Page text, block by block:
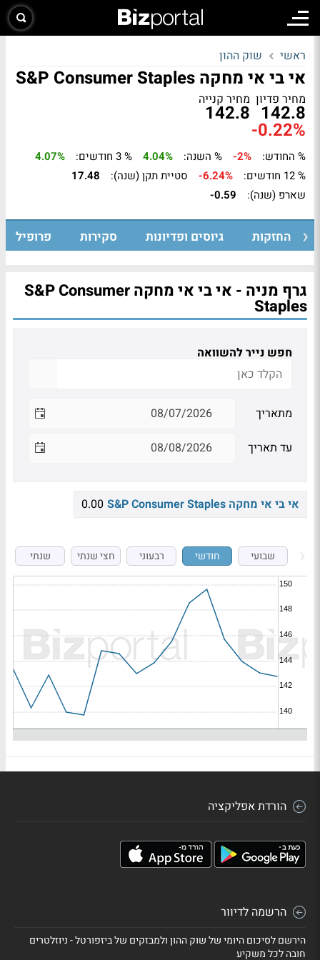
ראשי שוק ההון
אי בי אי מחקה S&P Consumer Staples
מחיר פדיון
142.8
מחיר קנייה
142.8
-0.22%
% החודש: -2% % השנה: 4.04% % 3 חודשים:
4.07%
% 12 חודשים:
-6.24% סטיית תקן (שנה):
17.48
שארפ (שנה):
-0.59
החזקות גיוסים ופדיונות סקירות פרופיל
גרף מניה - אי בי אי מחקה S&P Consumer
Staples
חפש נייר להשוואה
מתאריך
עד תאריך
אי בי אי מחקה S&P Consumer Staples 0.00
שבועי חודשי רבעוני חצי שנתי שנתי
הורדת אפליקציה
הרשמה לדיוור
הירשם לסיכום היומי של שוק ההון ולמבזקים של ביזפורטל - ניוזלטרים
חובה לכל משקיע